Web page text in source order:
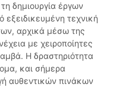
δημιουργία έργων
εξειδικευμένη τεχνική
αρχικά μέσω της
με χειροποίητες
Η δραστηριότητα
και σήμερα
αυθεντικών πινάκων